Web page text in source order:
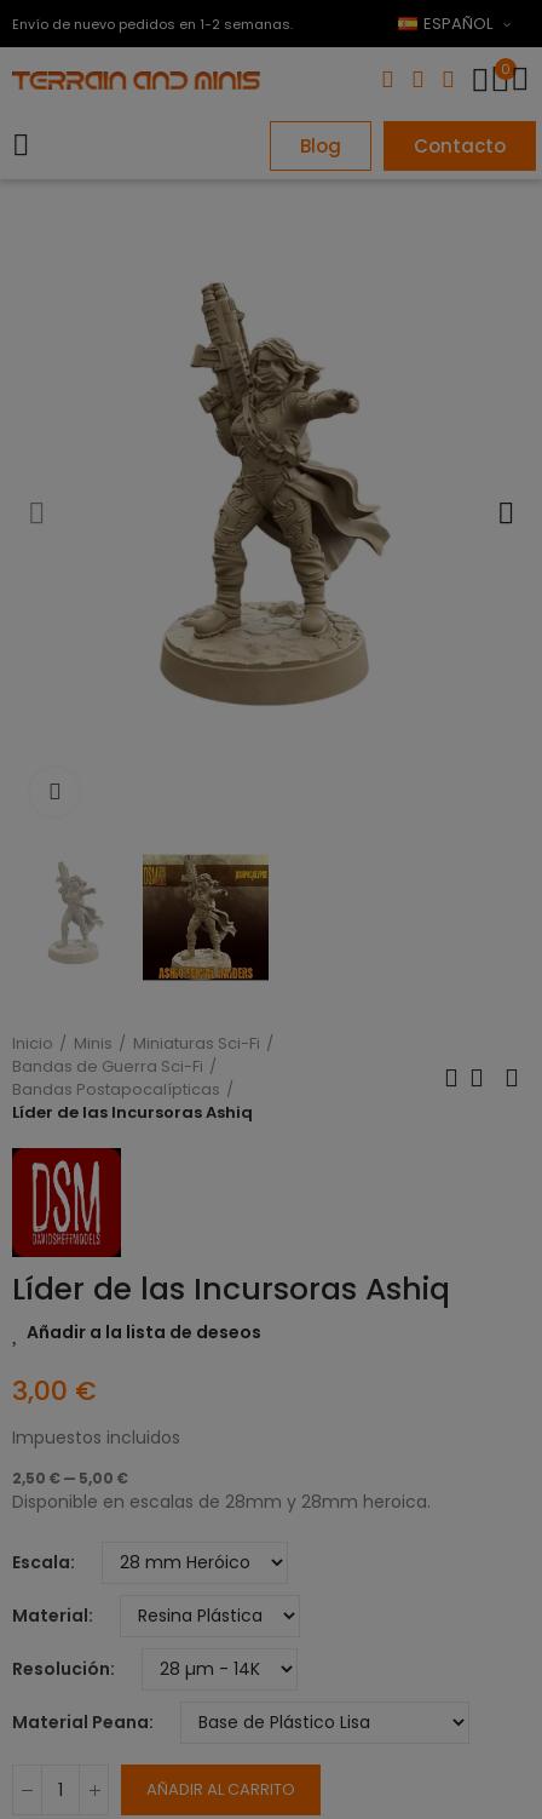
Envío de nuevo pedidos en 1-2 semanas. ESPAÑOL
0
Blog Contacto
Inicio Minis
Miniaturas Sci-Fi
Bandas de Guerra Sci-Fi
Bandas Postapocalípticas
Líder de las Incursoras Ashiq
Líder de las Incursoras Ashiq
Añadir a la lista de deseos
3,00 €
Impuestos incluidos
2,50 € — 5,00 €
Disponible en escalas de 28mm y 28mm heroica.
Escala
Material
Resolución
Material Peana
AÑADIR AL CARRITO